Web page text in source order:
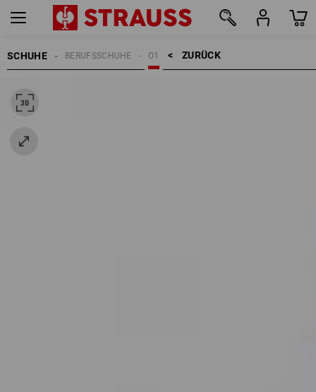
SCHUHE ZURÜCK    >
O1
BERUFSSCHUHE